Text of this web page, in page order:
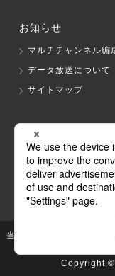
お知らせ
マルチチャンネル編
データ放送について
サイトマップ
グループ会社
テレビ朝日
当社が著作権、著作隣接
Copyright